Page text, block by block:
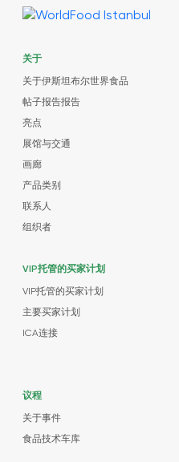
关于
关于伊斯坦布尔世界食品
帖子报告报告
亮点
展馆与交通
画廊
产品类别
联系人
组织者
VIP托管的买家计划
VIP托管的买家计划
主要买家计划
ICA连接
议程
关于事件
食品技术车库